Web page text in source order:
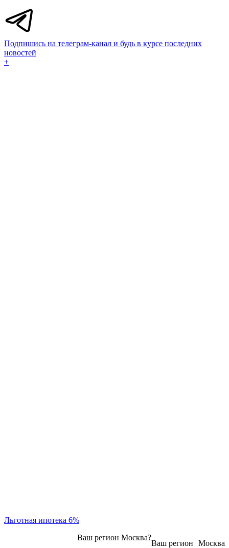
Подпишись на телеграм-канал и будь в курсе последних
новостей
+
Льготная ипотека 6%
Москва
Ваш регион
Ваш регион Москва?